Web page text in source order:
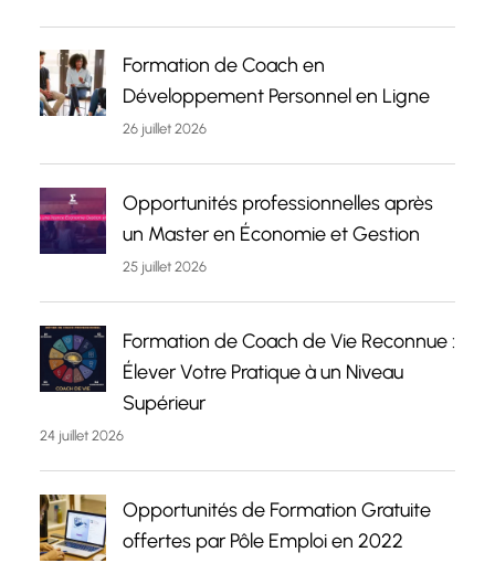
Formation de Coach en
Développement Personnel en Ligne
26 juillet 2026
Opportunités professionnelles après
un Master en Économie et Gestion
25 juillet 2026
Formation de Coach de Vie Reconnue :
Élever Votre Pratique à un Niveau
Supérieur
24 juillet 2026
Opportunités de Formation Gratuite
offertes par Pôle Emploi en 2022